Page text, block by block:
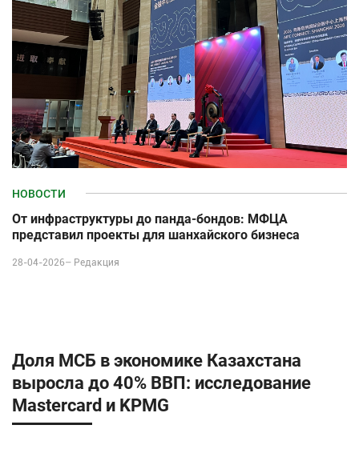
НОВОСТИ
От инфраструктуры до панда-бондов: МФЦА
представил проекты для шанхайского бизнеса
28-04-2026– Редакция
Доля МСБ в экономике Казахстана
выросла до 40% ВВП: исследование
Mastercard и KPMG